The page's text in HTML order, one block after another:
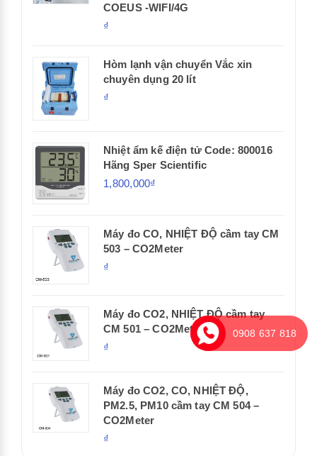
COEUS -WIFI/4G
₫
Hòm lạnh vận chuyển Vắc xin
chuyên dụng 20 lít
₫
Nhiệt ẩm kế điện tử Code: 800016
Hãng Sper Scientific
1,800,000₫
Máy đo CO, NHIỆT ĐỘ cầm tay CM
503 – CO2Meter
₫
Máy đo CO2, NHIỆT ĐỘ cầm tay
CM 501 – CO2Meter
₫
Máy đo CO2, CO, NHIỆT ĐỘ,
PM2.5, PM10 cầm tay CM 504 –
CO2Meter
₫
0908 637 818